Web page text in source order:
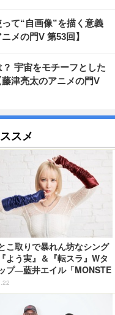
って“自画像”を描く意義
メの門V 第53回】
宇宙をモチーフとした
藤津亮太のアニメの門V
スメ
こ取りで暴れん坊なシング
よう実』＆『転スラ』Wタ
プ―藍井エイル「MONSTE
事」リリース記念インタビ